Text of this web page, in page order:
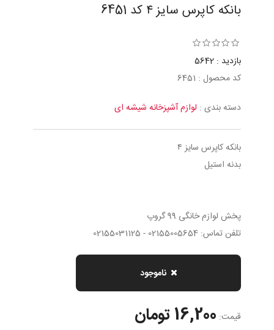
بانكه كاپرس سايز ٤ کد 6451
بازدید : 5642
کد محصول : 6451
دسته بندی : لوازم آشپزخانه شیشه ای
بانكه كاپرس سايز ٤
بدنه استیل
پخش لوازم خانگی 99 گروپ
تلفن تماس: 02155005654 - 02155031125
ناموجود
قیمت: 16,200 تومان